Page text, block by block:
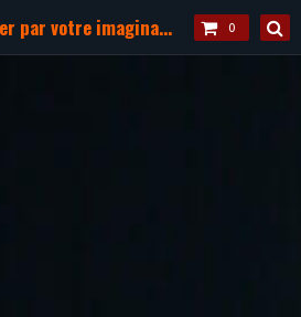
Laissez vous guider par votre imagination ! 0